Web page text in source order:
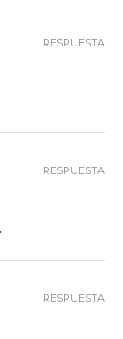
RESPUESTA
RESPUESTA
RESPUESTA